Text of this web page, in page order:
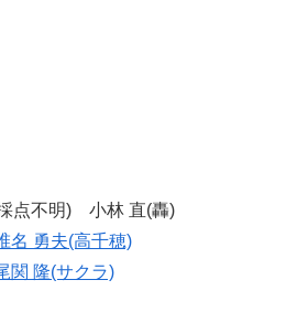
点不明) 小林 直(轟)
名 勇夫(高千穂)
関 隆(サクラ)